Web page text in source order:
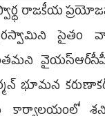
రాజకీయ
సైతం
భూమన